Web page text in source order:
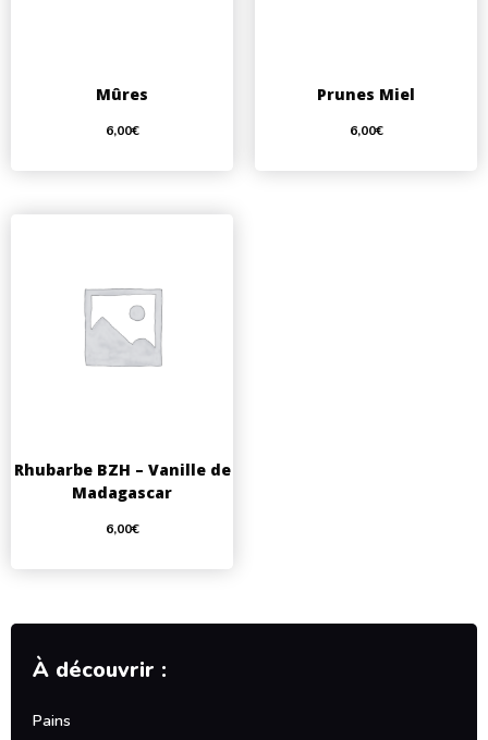
À découvrir :
Pains
Mûres
6,00€
Prunes Miel
6,00€
Rhubarbe BZH – Vanille de
Madagascar
6,00€